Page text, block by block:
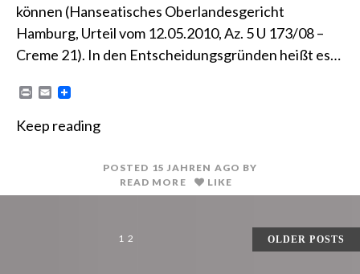
können (Hanseatisches Oberlandesgericht
Hamburg, Urteil vom 12.05.2010, Az. 5 U 173/08 –
Creme 21). In den Entscheidungsgründen heißt es…
P
n
E
i
Keep reading
POSTED 15 JAHREN AGO BY
READ MORE
LIKE
SEITENNUMMERIERUNG
1 2 OLDER POSTS